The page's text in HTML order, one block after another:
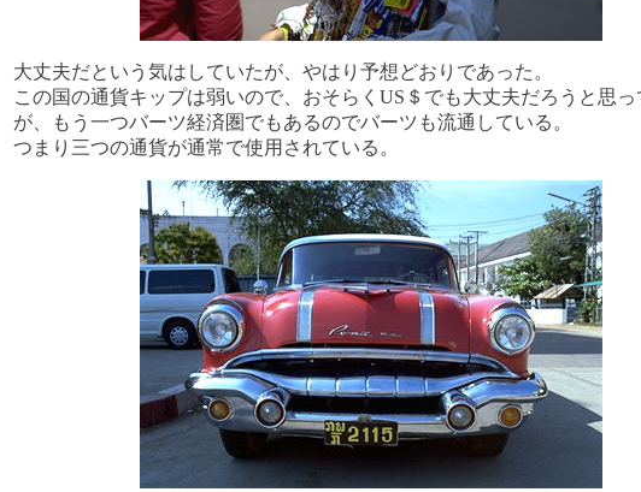
大丈夫だという気はしていたが、やはり予想どおりであった。
この国の通貨キップは弱いので、おそらくUS＄でも大丈夫だろうと思っ
が、もう一つバーツ経済圏でもあるのでバーツも流通している。
つまり三つの通貨が通常で使用されている。